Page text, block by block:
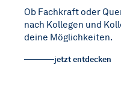
Ob Fachkraft oder
nach Kollegen und
deine Möglichkeiten.
jetzt entdecken